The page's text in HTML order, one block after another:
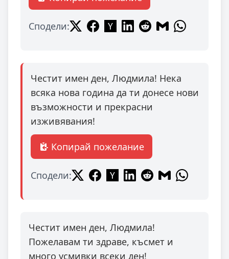
Сподели:
Честит имен ден, Людмила! Нека
всяка нова година да ти донесе нови
възможности и прекрасни
изживявания!
Копирай пожелание
Сподели:
Честит имен ден, Людмила!
Пожелавам ти здраве, късмет и
много усмивки всеки ден!